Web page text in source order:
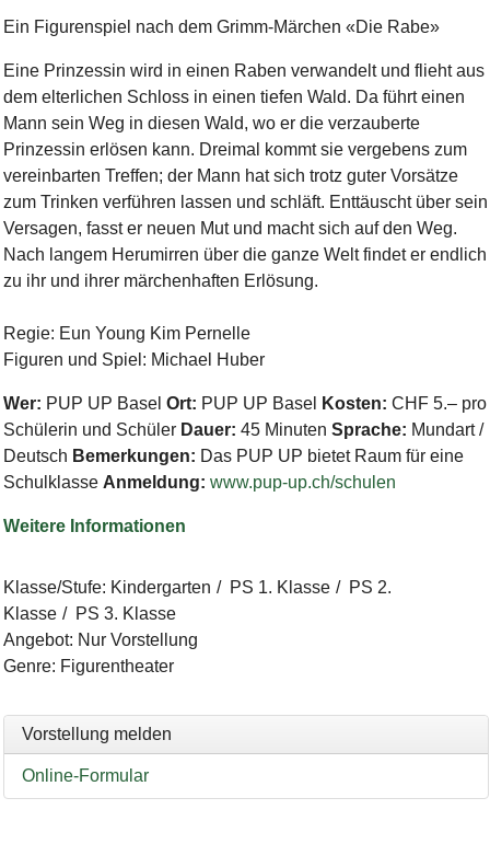
Ein Figurenspiel nach dem Grimm-Märchen «Die Rabe»
Eine Prinzessin wird in einen Raben verwandelt und flieht aus
dem elterlichen Schloss in einen tiefen Wald. Da führt einen
Mann sein Weg in diesen Wald, wo er die verzauberte
Prinzessin erlösen kann. Dreimal kommt sie vergebens zum
vereinbarten Treffen; der Mann hat sich trotz guter Vorsätze
zum Trinken verführen lassen und schläft. Enttäuscht über sein
Versagen, fasst er neuen Mut und macht sich auf den Weg.
Nach langem Herumirren über die ganze Welt findet er endlich
zu ihr und ihrer märchenhaften Erlösung.
Regie: Eun Young Kim Pernelle
Figuren und Spiel: Michael Huber
Wer: PUP UP Basel Ort: PUP UP Basel Kosten: CHF 5.– pro
Schülerin und Schüler Dauer: 45 Minuten Sprache: Mundart /
Deutsch Bemerkungen: Das PUP UP bietet Raum für eine
Schulklasse Anmeldung: www.pup-up.ch/schulen
Weitere Informationen
Klasse/Stufe: Kindergarten PS 1. Klasse
PS 2.
Klasse
PS 3. Klasse
Angebot: Nur Vorstellung
Genre: Figurentheater
Vorstellung melden
Online-Formular